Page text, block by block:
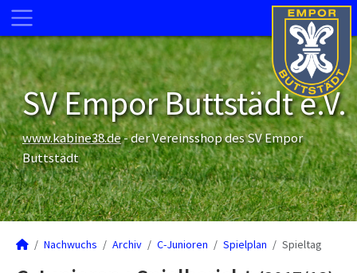
SV Empor Buttstädt e.V.
www.kabine38.de- der Vereinsshop des SV Empor
Buttstädt
Nachwuchs Archiv C-Junioren Spielplan Spieltag